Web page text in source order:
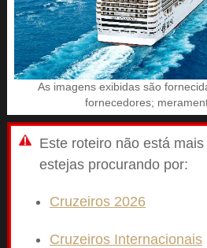
As imagens exibidas são
fornecedores;
Este roteiro não está
estejas procurando por:
Cruzeiros 2026
Cruzeiros Internacionais